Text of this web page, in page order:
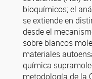
bioquímicos; el
se extiende en
desde el
sobre blancos
materiales
química
metodología de la